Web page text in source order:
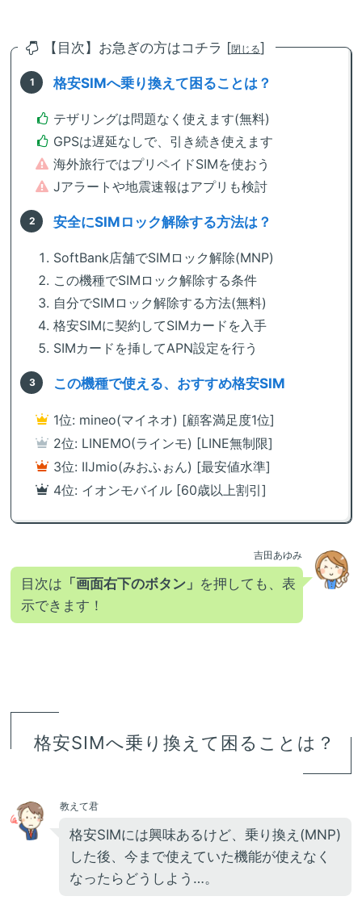
【目次】お急ぎの方はコチラ [閉じる]
格安SIMへ乗り換えて困ることは？
テザリングは問題なく使えます(無料)
GPSは遅延なしで、引き続き使えます
海外旅行ではプリペイドSIMを使おう
Jアラートや地震速報はアプリも検討
安全にSIMロック解除する方法は？
SoftBank店舗でSIMロック解除(MNP)
この機種でSIMロック解除する条件
自分でSIMロック解除する方法(無料)
格安SIMに契約してSIMカードを入手
SIMカードを挿してAPN設定を行う
この機種で使える、おすすめ格安SIM
1位: mineo(マイネオ) [顧客満足度1位]
2位: LINEMO(ラインモ) [LINE無制限]
3位: IIJmio(みおふぉん) [最安値水準]
4位: イオンモバイル [60歳以上割引]
吉田あゆみ
目次は 「画面右下のボタン」 を押しても、表
示できます！
格安SIMへ乗り換えて困ることは？
教えて君
格安SIMには興味あるけど、乗り換え(MNP)
した後、今まで使えていた機能が使えなく
なったらどうしよう…。